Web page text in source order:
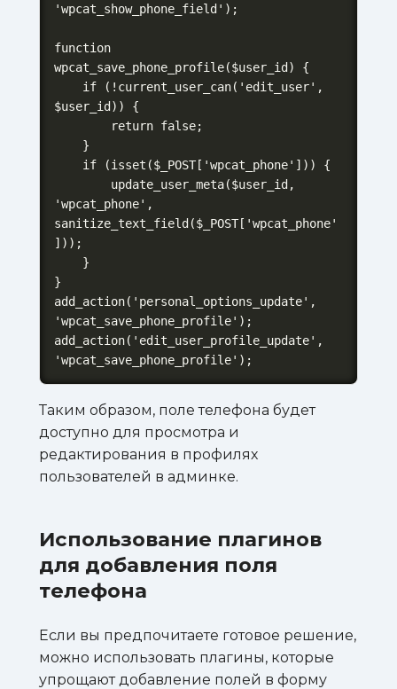
'wpcat_show_phone_field');
function
wpcat_save_phone_profile($user_id) {
$user_id)) {
'wpcat_phone',
sanitize_text_field($_POST['wpcat_phone'
]));
}
add_action('personal_options_update',
'wpcat_save_phone_profile');
add_action('edit_user_profile_update',
'wpcat_save_phone_profile');
Таким образом, поле телефона будет
доступно для просмотра и
редактирования в профилях
пользователей в админке.
Использование плагинов
для добавления поля
телефона
Если вы предпочитаете готовое решение,
можно использовать плагины, которые
упрощают добавление полей в форму